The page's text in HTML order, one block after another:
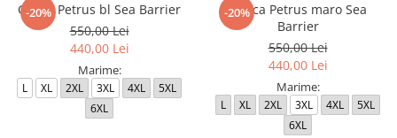
-20%
Geaca Petrus bl Sea Barrier
550,00 Lei
440,00 Lei
Marime:
L XL 2XL 3XL 4XL
5XL
6XL
-20%
Geaca Petrus maro Sea
Barrier
550,00 Lei
440,00 Lei
Marime:
L XL 2XL 3XL 4XL
5XL
6XL